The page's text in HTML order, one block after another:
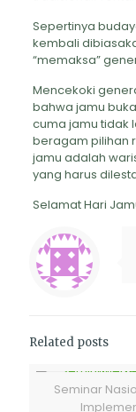
Sepertinya
kembali
“memaksa”
Mencekoki
bahwa jamu
cuma jamu tidak
beragam pilihan
jamu adalah
yang harus
Selamat Hari
Related posts
Seminar